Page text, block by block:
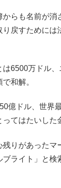
からも名前が消
り戻すために
は6500万ドル
和解。
億ドル、世界
てはたいした
残りがあったマ
ブライト」と検